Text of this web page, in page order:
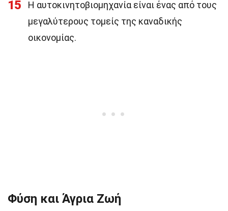
15
Η αυτοκινητοβιομηχανία είναι ένας από τους
μεγαλύτερους τομείς της καναδικής
οικονομίας.
Φύση και Άγρια Ζωή